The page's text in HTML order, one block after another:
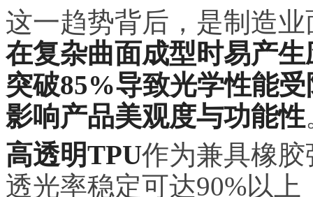
这一趋势背后，是制造
在复杂曲面成型时易产
突破85%导致光学性能受
影响产品美观度与功能性
高透明TPU作为兼具橡
透光率稳定可达90%以